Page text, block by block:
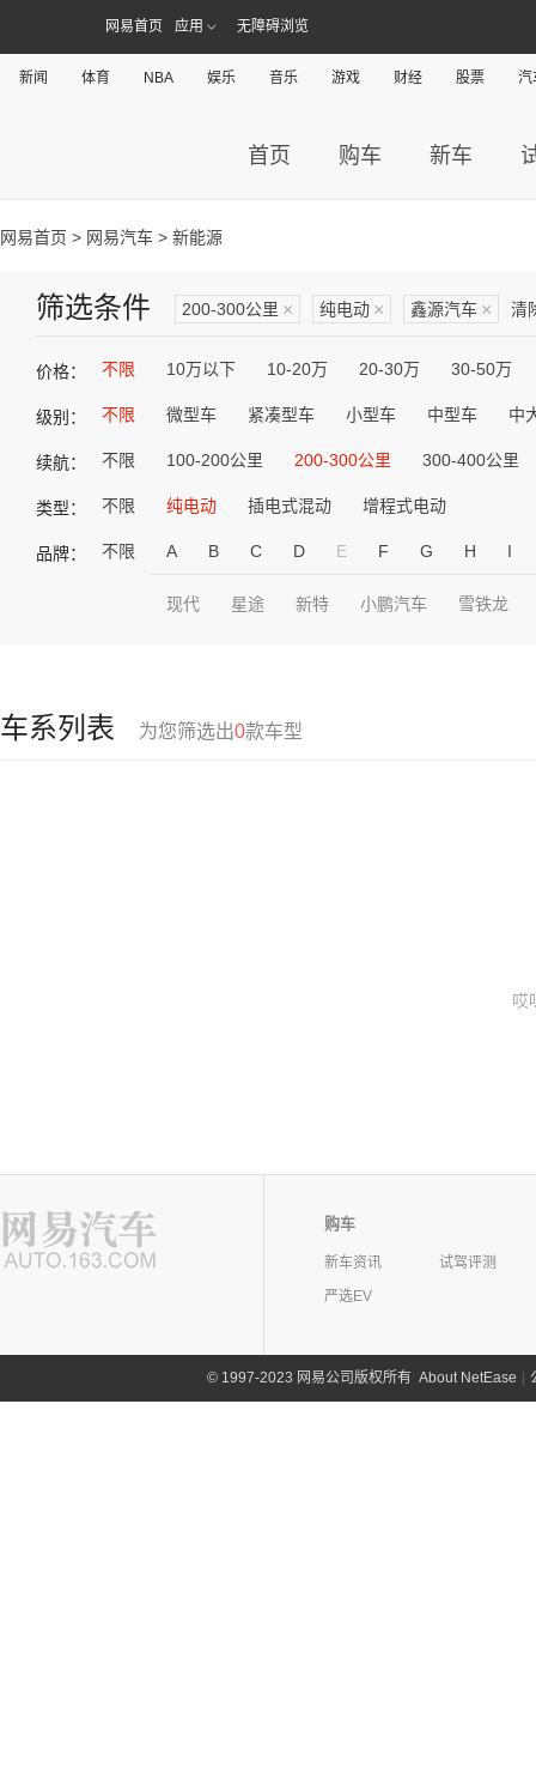
网易首页 应用 无障碍浏览
新闻 体育 NBA 娱乐 音乐 游戏 财经 股票 汽
首页 购车 新车
网易首页 > 网易汽车 > 新能源
筛选条件 200-300公里 × 纯电动 × 鑫源汽车 × 清
价格： 不限 10万以下 10-20万 20-30万 30-50万
级别： 不限 微型车 紧凑型车 小型车 中型车 中
续航： 不限 100-200公里 200-300公里 300-400公里
类型： 不限 纯电动 插电式混动 增程式电动
品牌： 不限 A B C D E F G H I
现代 星途 新特 小鹏汽车 雪铁龙
车系列表 为您筛选出0款车型
哎
购车
新车资讯
试驾评测
严选EV
©1997-2023 网易公司版权所有 About NetEase